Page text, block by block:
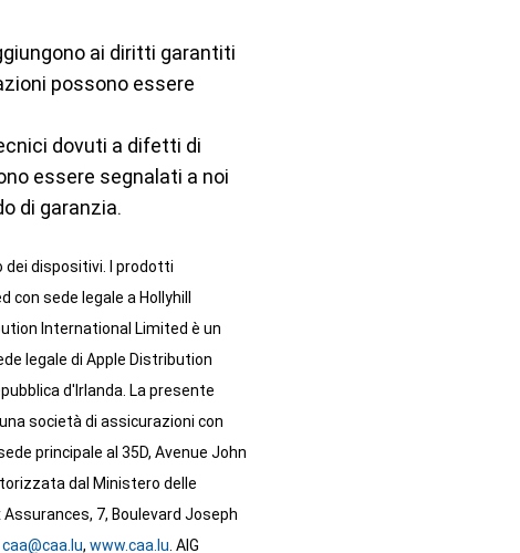
ai diritti garantiti
possono essere
dovuti a difetti di
essere segnalati a noi
di garanzia.
dei dispositivi. I prodotti
sede legale a Hollyhill
International Limited è un
legale di Apple Distribution
d'Irlanda. La presente
società di assicurazioni con
principale al 35D, Avenue John
dal Ministero delle
7, Boulevard Joseph
caa@caa.lu, www.caa.lu . AIG